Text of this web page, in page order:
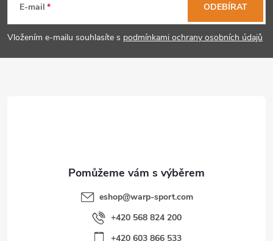
p
a
E-mail
Vložením e-mailu souhlasíte s podmínkami ochrany osobních údajů
ODEBÍRAT
eshop@warp-sport.com
+420 568 824 200
+420 603 866 533